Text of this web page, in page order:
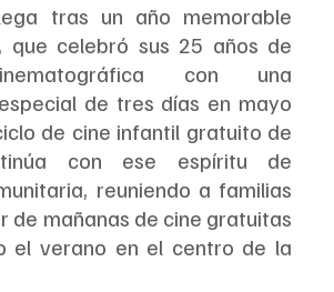
tras un año memorable
que celebró sus 25 años de
con una
de tres días en mayo
de cine infantil gratuito de
con ese espíritu de
reuniendo a familias
de mañanas de cine gratuitas
el verano en el centro de la